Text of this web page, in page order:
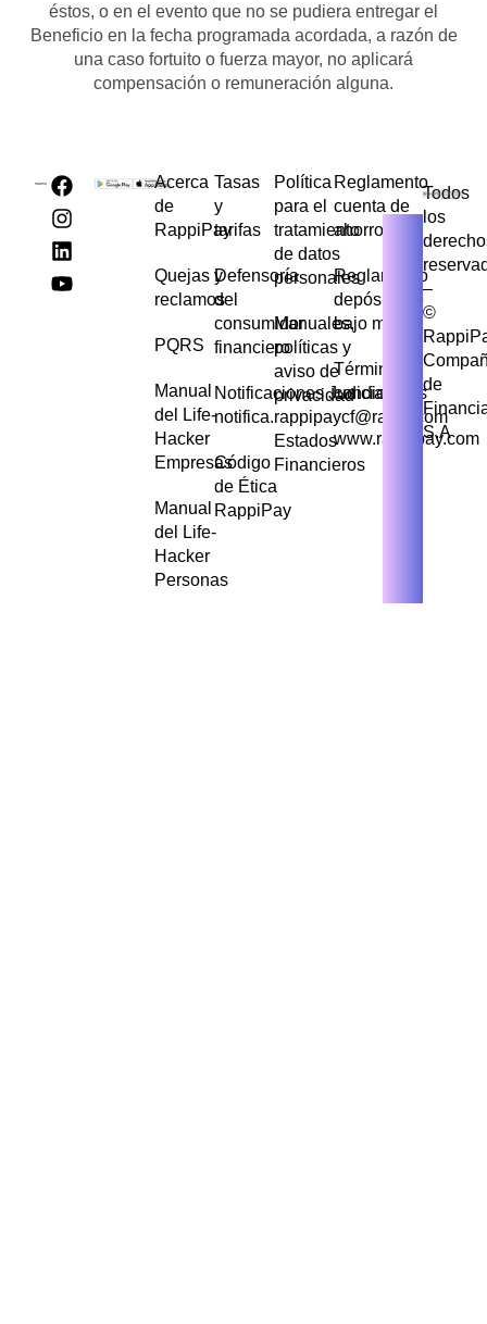
éstos, o en el evento que no se pudiera entregar el
Beneficio en la fecha programada acordada, a razón de
una caso fortuito o fuerza mayor, no aplicará
compensación o remuneración alguna.
Acerca
de
RappiPay
Quejas y
reclamos
PQRS
Manual
del Life-
Hacker
Empresas
Manual
del Life-
Hacker
Personas
Tasas
y
tarifas
Defensoría
del
consumidor
financiero
Notificaciones Judiciales
notifica.rappipaycf@rappi.com
Código
de Ética
RappiPay
Política
para el
tratamiento
de datos
personales
Manuales,
políticas y
aviso de
privacidad
Estados
Financieros
Reglamento
cuenta de
ahorros
Reglamento
depósito de
bajo monto
Términos y
condiciones
www.rappipay.com
Todos
los
–
©
de
S.A